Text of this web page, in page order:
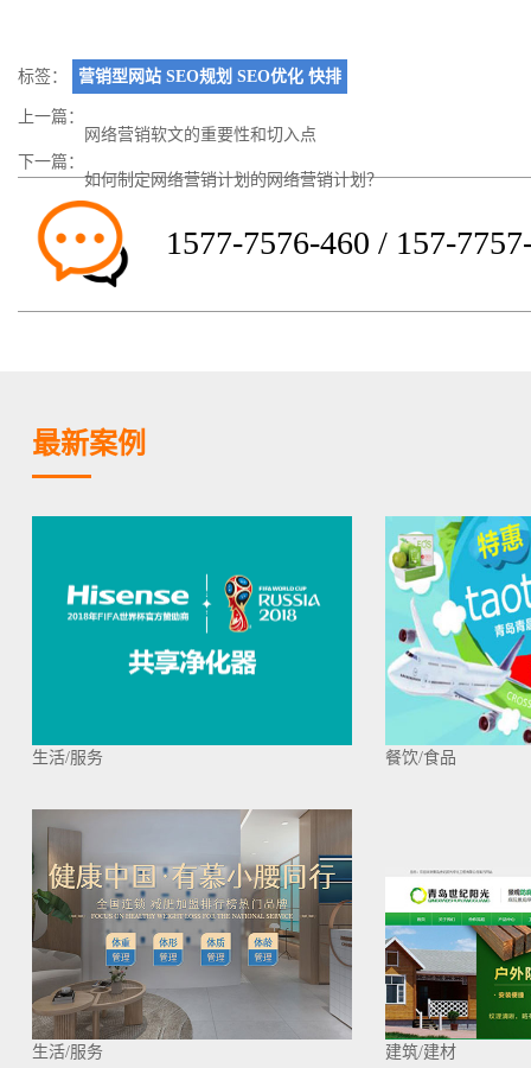
标签： 营销型网站 SEO规划 SEO优化 快排
上一篇： 网络营销软文的重要性和切入点
下一篇：如何制定网络营销计划的网络营销计划？
1577-7576-460 / 157-
最新案例
生活/服务 餐饮/食品
生活/服务 建筑/建材